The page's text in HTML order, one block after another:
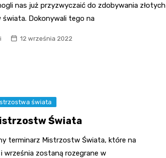
nas już przyzwyczaić do zdobywania złotych
Dokonywali tego na
12 września 2022
świata
Świata
terminarz Mistrzostw Świata, które na
i września zostaną rozegrane w